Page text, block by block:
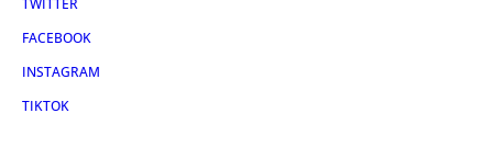
TWITTER
FACEBOOK
INSTAGRAM
TIKTOK